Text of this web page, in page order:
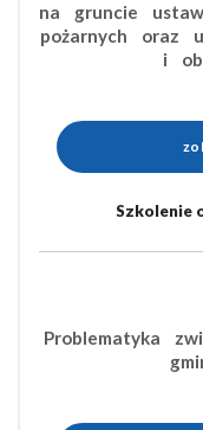
na gruncie
pożarnych oraz
i
Szkolenie
Problematyka